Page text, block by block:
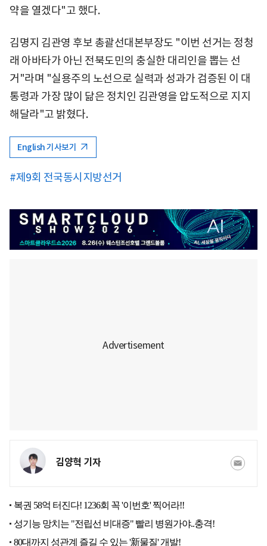
약을 열겠다"고 했다.
김명지 김관영 후보 총괄선대본부장도 "이번 선거는 정청
래 아바타가 아닌 전북도민의 충실한 대리인을 뽑는 선
거"라며 "실용주의 노선으로 실력과 성과가 검증된 이 대
통령과 가장 많이 닮은 정치인 김관영을 압도적으로 지지
해달라"고 밝혔다.
English 기사보기
#제9회 전국동시지방선거
김양혁 기자